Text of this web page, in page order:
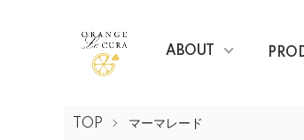
ABOUT
TOP マーマレード